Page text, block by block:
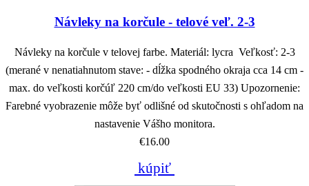
Návleky na korčule - telové veľ. 2-3
Návleky na korčule v telovej farbe. Materiál: lycra Veľkosť: 2-3
(merané v nenatiahnutom stave: - dĺžka spodného okraja cca 14 cm -
max. do veľkosti korčúľ 220 cm/do veľkosti EU 33) Upozornenie:
Farebné vyobrazenie môže byť odlišné od skutočnosti s ohľadom na
nastavenie Vášho monitora.
€16.00
kúpiť